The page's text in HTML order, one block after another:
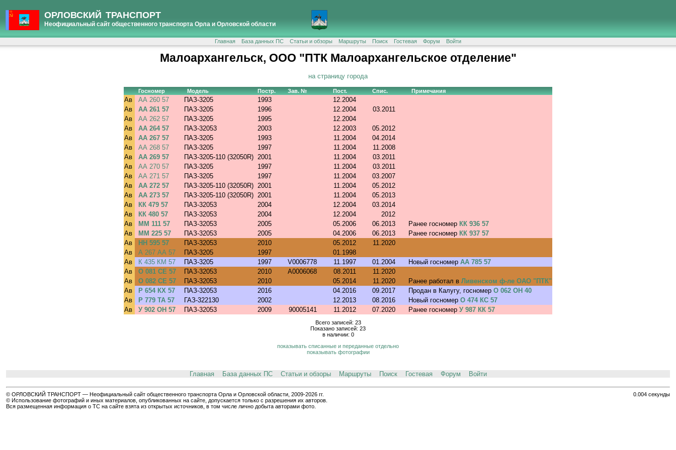
ОРЛОВСКИЙ ТРАНСПОРТ
Неофициальный сайт общественного транспорта Орла и Орловской области
Главная База данных ПС Статьи и обзоры Маршруты Поиск Гостевая Форум Войти
Малоархангельск, ООО "ПТК Малоархангельское отделение"
на страницу города
Госномер Модель Постр. Зав. № Пост. Спис. Примечания
Ав АА 260 57 ПАЗ-3205 1993
12.2004
Ав
АА 261 57 ПАЗ-3205 1996 12.2004
03.2011
Ав
АА 262 57 ПАЗ-3205 1995
12.2004
Ав
АА 264 57 ПАЗ-32053 2003 12.2003
05.2012
Ав
АА 267 57 ПАЗ-3205 1993 11.2004
04.2014
Ав
АА 268 57 ПАЗ-3205 1997 11.2004
11.2008
Ав
АА 269 57 ПАЗ-3205-110 (32050R) 2001 11.2004
03.2011
Ав
АА 270 57 ПАЗ-3205 1997 11.2004
03.2011
Ав
АА 271 57 ПАЗ-3205 1997 11.2004
03.2007
Ав
АА 272 57 ПАЗ-3205-110 (32050R) 2001 11.2004
05.2012
Ав
АА 273 57 ПАЗ-3205-110 (32050R) 2001 11.2004
05.2013
Ав
КК 479 57 ПАЗ-32053 2004 12.2004
03.2014
Ав
КК 480 57 ПАЗ-32053 2004 12.2004
2012
Ав
ММ 111 57 ПАЗ-32053 2005 05.2006 06.2013 Ранее госномер КК 936 57
Ав
ММ 225 57 ПАЗ-32053 2005 04.2006 06.2013 Ранее госномер КК 937 57
Ав
НН 595 57 ПАЗ-32053 2010 05.2012
11.2020
Ав
А 267 АА 57 ПАЗ-3205 1997
01.1998
Ав
К 435 КМ 57 ПАЗ-3205 1997 V0006778 11.1997 01.2004 Новый госномер АА 785 57
Ав
О 081 СЕ 57 ПАЗ-32053 2010 A0006068 08.2011
11.2020
Ав
О 082 СЕ 57 ПАЗ-32053 2010 05.2014 11.2020 Ранее работал в Ливенском ф-ле ОАО "ПТК"
Ав
Р 654 КХ 57 ПАЗ-32053 2016 04.2016 09.2017 Продан в Калугу, госномер О 062 ОН 40
Ав
Р 779 ТА 57 ГАЗ-322130 2002 12.2013 08.2016 Новый госномер О 474 КС 57
Ав
У 902 ОН 57 ПАЗ-32053 2009 90005141 11.2012 07.2020 Ранее госномер У 987 КК 57
Всего записей: 23
Показано записей: 23
в наличии: 0
показывать списанные и переданные отдельно
показывать фотографии
Главная База данных ПС Статьи и обзоры Маршруты Поиск Гостевая Форум Войти
0.004 секунды
© ОРЛОВСКИЙ ТРАНСПОРТ — Неофициальный сайт общественного транспорта Орла и Орловской области, 2009-2026 гг.
© Использование фотографий и иных материалов, опубликованных на сайте, допускается только с разрешения их авторов.
Вся размещенная информация о ТС на сайте взята из открытых источников, в том числе лично добыта авторами фото.